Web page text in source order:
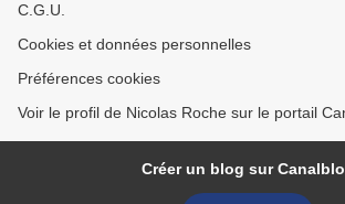
C.G.U.
Cookies et données personnelles
Préférences cookies
Voir le profil de Nicolas Roche sur le portail
Créer un blog sur